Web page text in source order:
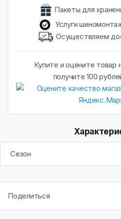
Пакеты для
Услуги
Осуществляем
Купите и оцените
получите 100
Сезон
Поделиться